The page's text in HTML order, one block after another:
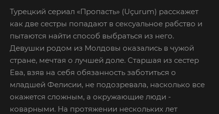
Турецкий сериал «Пропасть» (Uçurum) расскажет
как две сестры попадают в сексуальное рабство и
пытаются найти способ выбраться из него.
Девушки родом из Молдовы оказались в чужой
стране, мечтая о лучшей доле. Старшая из сестер
Ева, взяв на себя обязанность заботиться о
младшей Фелисии, не подозревала, насколько все
окажется сложным, а окружающие люди -
коварными. На протяжении нескольких лет